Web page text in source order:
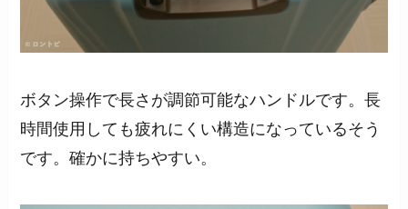
ボタン操作で長さが調節可能なハンドルです。長
時間使用しても疲れにくい構造になっているそう
です。確かに持ちやすい。